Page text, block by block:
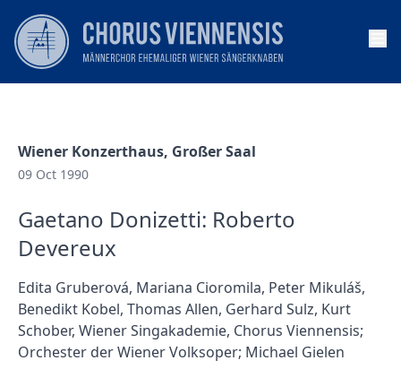
Wiener Konzerthaus, Großer Saal
09 Oct 1990
Gaetano Donizetti: Roberto
Devereux
Edita Gruberová, Mariana Cioromila, Peter Mikuláš,
Benedikt Kobel, Thomas Allen, Gerhard Sulz, Kurt
Schober, Wiener Singakademie, Chorus Viennensis;
Orchester der Wiener Volksoper; Michael Gielen